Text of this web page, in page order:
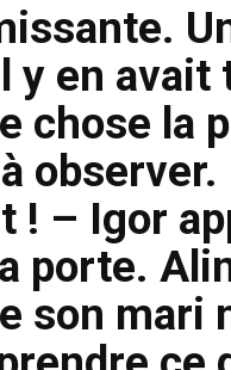
y en avait
chose la
! – Igor
porte.
son mari